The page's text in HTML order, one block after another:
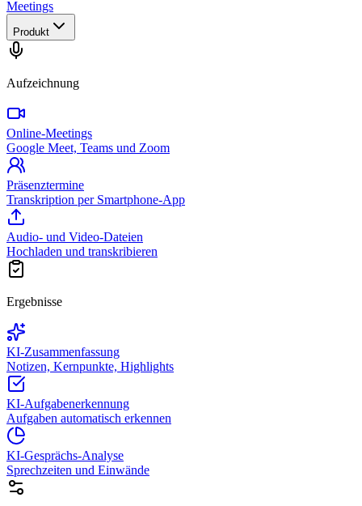
Meetings
Produkt
Aufzeichnung
Online-Meetings
Google Meet, Teams und Zoom
Präsenztermine
Transkription per Smartphone-App
Audio- und Video-Dateien
Hochladen und transkribieren
Ergebnisse
KI-Zusammenfassung
Notizen, Kernpunkte, Highlights
KI-Aufgabenerkennung
Aufgaben automatisch erkennen
KI-Gesprächs-Analyse
Sprechzeiten und Einwände